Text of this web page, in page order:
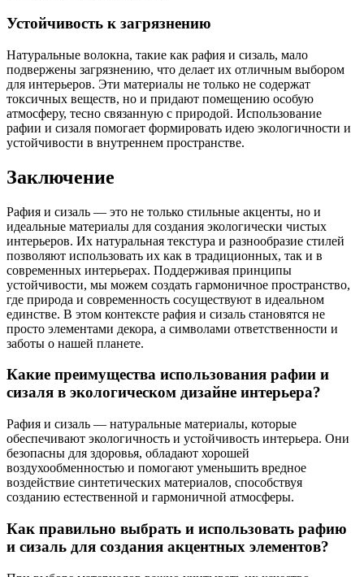
Устойчивость к загрязнению
Натуральные волокна, такие как рафия и сизаль, мало
подвержены загрязнению, что делает их отличным выбором
для интерьеров. Эти материалы не только не содержат
токсичных веществ, но и придают помещению особую
атмосферу, тесно связанную с природой. Использование
рафии и сизаля помогает формировать идею экологичности и
устойчивости в внутреннем пространстве.
Заключение
Рафия и сизаль — это не только стильные акценты, но и
идеальные материалы для создания экологически чистых
интерьеров. Их натуральная текстура и разнообразие стилей
позволяют использовать их как в традиционных, так и в
современных интерьерах. Поддерживая принципы
устойчивости, мы можем создать гармоничное пространство,
где природа и современность сосуществуют в идеальном
единстве. В этом контексте рафия и сизаль становятся не
просто элементами декора, а символами ответственности и
заботы о нашей планете.
Какие преимущества использования рафии и
сизаля в экологическом дизайне интерьера?
Рафия и сизаль — натуральные материалы, которые
обеспечивают экологичность и устойчивость интерьера. Они
безопасны для здоровья, обладают хорошей
воздухообменностью и помогают уменьшить вредное
воздействие синтетических материалов, способствуя
созданию естественной и гармоничной атмосферы.
Как правильно выбрать и использовать рафию
и сизаль для создания акцентных элементов?